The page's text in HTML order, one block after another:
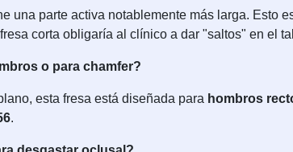
una parte activa notablemente más larga. Esto
corta obligaría al clínico a dar "saltos" en el
o para chamfer?
esta fresa está diseñada para hombros
.